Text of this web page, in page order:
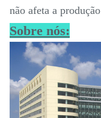
não afeta a produção
Sobre nós: